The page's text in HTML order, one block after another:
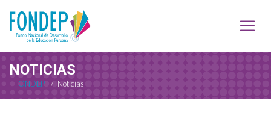
NOTICIAS
FONDEP / Noticias